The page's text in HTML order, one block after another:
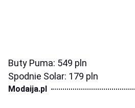
Buty Puma: 549 pln
Spodnie Solar: 179 pln
Modaija.pl